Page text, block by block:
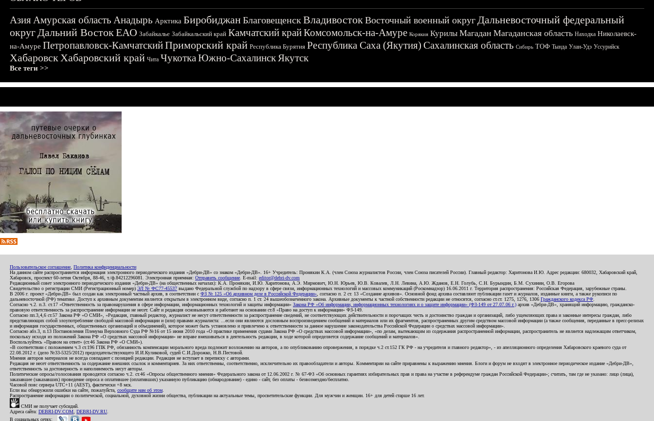
АзияАмурская область Анадырь Арктика БиробиджанБлаговещенскВладивостокВосточный военный округДальневосточный федеральный
округДальний ВостокЕАО Забайкалье Забайкальский край Камчатский крайКомсомольск-на-Амуре Корякия Курилы Магадан Магаданская область Находка Николаевск-
на-Амуре Петропавловск-КамчатскийПриморский край Республика Бурятия Республика Саха (Якутия) Сахалинская область Сибирь ТОФ Тында Улан-Удэ Уссурийск
ХабаровскХабаровский край Чита ЧукоткаЮжно-СахалинскЯкутск
Все теги >>
Пользовательское соглашение Политика конфиденциальности
На данном сайте распространяется информация электронного периодического издания «Дебри-ДВ» со знаком «Дебри-ДВ». 16+ Учредитель: Пронякин К.А. (член Союза журналистов России, член Союза писателей России). Главный редактор: Харитонова И.Ю. Адрес редакции: 680032, Хабаровский край,
Хабаровск, проспект 60-летия Октября, 88-46, т./ф.84212296081. Электронная приемная: Отправить сообщение . E-mail: editor@debri-dv.com
Редакционный совет электронного периодического издания «Дебри-ДВ» (на общественных началах): К.А. Пронякин, И.Ю. Харитонова, А.Э. Мирмович, Ю.Н. Юрьев, Ю.В. Ковалев, Л.Н. Левина, А.Ю. Жданов, Е.Н. Голубь, С.Н. Бурындин, Б.М. Сухинин, О.В. Егорова
Свидетельство о регистрации СМИ (Регистрационный номер) ЭЛ № ФС77-45537 выдано Федеральной службой по надзору в сфере связи, информационных технологий и массовых коммуникаций (Роскомнадзор) 16.06.2011 г. Территория распространения: Российская Федерация, зарубежные страны.
В 2006 г. проект «Дебри-ДВ» был создан как электронный частный архив, в соответствии с ФЗ № 125 «Об архивном деле в Российской Федерации» , согласно п. 2 ст. 13 «Создание архивов». Основной фонд архива составляют публикации газет и журналов, изданные книги, а также рукописи по
дальневосточной (РФ) тематике. Доступ к архивным документам является открытым в электронном виде, согласно п. 1 ст. 24 вышеобозначенного закона. Архивные документы к частной собственности редакции не относятся, согласно ст.ст. 1275, 1276, 1306 Гражданского кодекса РФ
Согласно ч.2. п.3. ст.17 «Ответственность за правонарушения в сфере информации, информационных технологий и защиты информации» Закона РФ «Об информации, информационных технологиях и о защите информации» (ФЗ-149 от 27.07.06 г.) архив «Дебри-ДВ», хранящий информацию, гражданско-
правовую ответственность за распространение информации не несет. Сайт и редакция основываются и работают на основании ст.8 «Право на доступ к информации» ФЗ-149.
Согласно пп.3,4,6 ст.57 Закона РФ «О СМИ», «Редакция, главный редактор, журналист не несут ответственности за распространение сведений, не соответствующих действительности и порочащих честь и достоинство граждан и организаций, либо ущемляющих права и законные интересы граждан, либо
представляющих собой злоупотребление свободой массовой информации и (или) правами журналиста: ...если они являются дословным воспроизведением сообщений и материалов или их фрагментов, распространенных другим средством массовой информации (а также сообщения, переданные в пресс-релизах
и информация государственных, общественных организаций и объединений), которое может быть установлено и привлечено к ответственности за данное нарушение законодательства Российской Федерации о средствах массовой информации».
Согласно абз.3, п.13 Постановления Пленума Верховного Суда РФ №16 от 15 июня 2010 года «О практике применения судами Закона РФ «О средствах массовой информации», «по делам, вытекающим из содержания распространенной информации, распространитель не является надлежащим ответчиком,
поскольку исходя из положений Закона РФ «О средствах массовой информации» не вправе вмешиваться в деятельность редакции, в ходе которой определяется содержание сообщений и материалов».
Воспользуйтесь «Правом на ответ» (ст.46 Закона РФ «О СМИ»).
«В соответствии с положением ч.3 ст.196 ГПК РФ, обязанность компенсации морального вреда подлежит возложению на авторов, а по опубликованию опровержения, в порядке ч.2 ст.152 ГК РФ - на учредителя и главного редактор», - из апелляционного определения Хабаровского краевого суда от
22.08.2012 г. (дело №33-5325/2012) председательствующего И.И.Куликовой, судей С.И.Дорожко, Н.В.Пестовой.
Мнения авторов материалов не всегда совпадают с позицией редакции. Редакция не вступает в переписку с авторами.
Редакция не несет ответственность за содержание внешних ссылок и комментариев. За них ответственны, соответственно, исключительно их правообладатели и авторы. Комментарии на сайте приравнены к выражению мнения. Блоги и форум не входят в электронное периодическое издание «Дебри-ДВ»,
ответственность за достоверность и наполняемость несут авторы.
Политические опросы/голосования проводятся согласно ч.2. ст.46 «Опросы общественного мнения» Федерального закона от 12.06.2002 г. № 67-ФЗ «Об основных гарантиях избирательных прав и права на участие в референдуме граждан Российской Федерации»; считать, там где не указано: лицо (лица),
заказавшее (заказавших) проведение опроса и оплатившее (оплативших) указанную публикацию (обнародование) - едино - сайт, без оплаты - безвозмездно/бесплатно.
Часовой пояс сервера UTC+11 (AEST), фактически +8 мск.
Если вы обнаружили ошибки на сайте, пожалуйста, сообщите нам об этом
Распространение информации о политической, социальной, духовной жизни общества, публикации на актуальные темы, просветительские функции. Для мужчин и женщин. 16+ для детей старше 16 лет.
СМИ не получает субсидий.
Адреса сайта: DEBRI-DV.COM DEBRI-DV.RU
В социальных сетях: